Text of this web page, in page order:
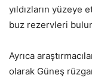
yıldızların
buz rezervleri
Ayrıca
olarak Güneş